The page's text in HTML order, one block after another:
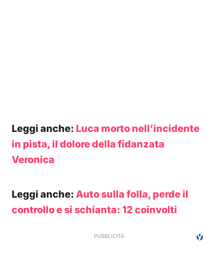
Leggi anche: Luca morto nell’incidente
in pista, il dolore della fidanzata
Veronica
Leggi anche: Auto sulla folla, perde il
controllo e si schianta: 12 coinvolti